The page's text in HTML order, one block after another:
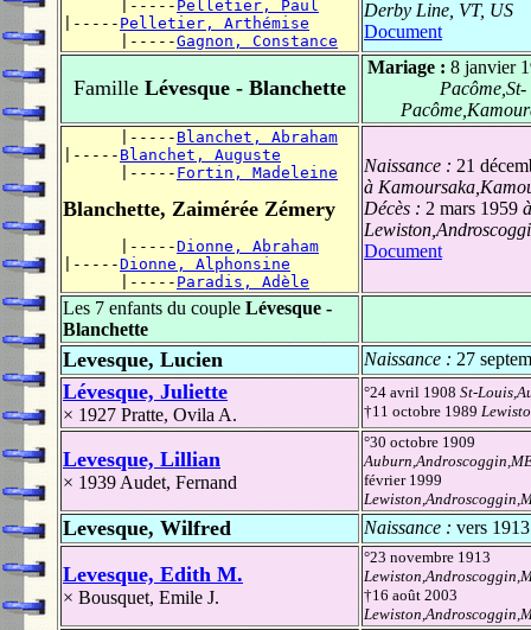
      |-----
Pelletier, Paul
|----- Pelletier, Arthémise
      |-----
Gagnon, Constance
Derby Line, VT, US
Document
Famille Lévesque - Blanchette
Mariage : 8 janvier
Pacôme,St-
      |-----
Blanchet, Abraham
|----- Blanchet, Auguste
      |-----
Fortin, Madeleine
Blanchette, Zaimérée Zémery
      |-----
Dionne, Abraham
|-----Dionne, Alphonsine
      |-----
Paradis, Adèle
Naissance : 21
à
Décès : 2 mars 1959 à
Document
Les 7 enfants du couple Lévesque -
Blanchette
Levesque, Lucien Naissance : 27
Lévesque, Juliette
× 1927 Pratte, Ovila A.
°24 avril 1908 St-
†11 octobre 1989
Levesque, Lillian
× 1939 Audet, Fernand
°30 octobre 1909
février 1999
Levesque, Wilfred Naissance : vers 1913
Levesque, Edith M.
× Bousquet, Emile J.
°23 novembre 1913
†16 août 2003